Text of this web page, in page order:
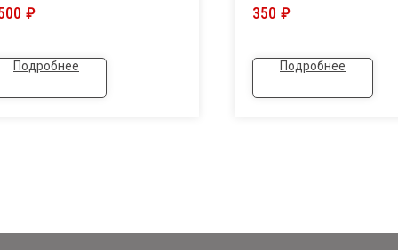
₽
Подробнее
для детей
350 ₽
Подробнее